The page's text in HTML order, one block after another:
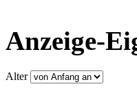
Anzeige-
Alter